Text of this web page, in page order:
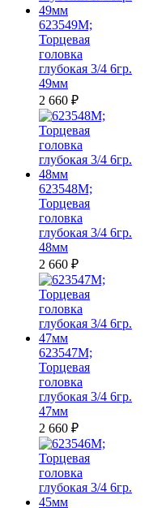
623549M;
Торцевая
головка
глубокая 3/4 6гр.
49мм
2 660 ₽
623548M;
Торцевая
головка
глубокая 3/4 6гр.
48мм
2 660 ₽
623547M;
Торцевая
головка
глубокая 3/4 6гр.
47мм
2 660 ₽